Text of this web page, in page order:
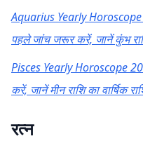
Aquarius Yearly Horoscope
पहले जांच जरूर करें, जानें कुंभ
Pisces Yearly Horoscope
करें, जानें मीन राशि का वार्षिक
रत्न